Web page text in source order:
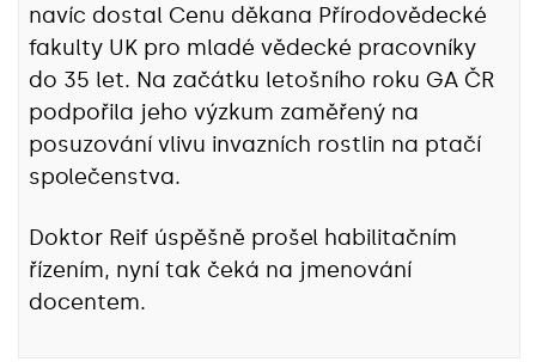
navíc dostal Cenu děkana Přírodovědecké
fakulty UK pro mladé vědecké pracovníky
do 35 let. Na začátku letošního roku GA ČR
podpořila jeho výzkum zaměřený na
posuzování vlivu invazních rostlin na ptačí
společenstva.
Doktor Reif úspěšně prošel habilitačním
řízením, nyní tak čeká na jmenování
docentem.